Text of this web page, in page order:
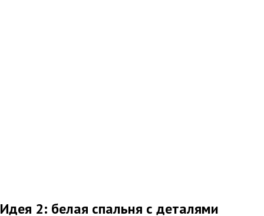
Идея 2: белая спальня с деталями